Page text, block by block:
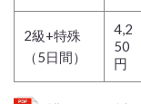
2級+特殊
（5日間）
4,2
50
円